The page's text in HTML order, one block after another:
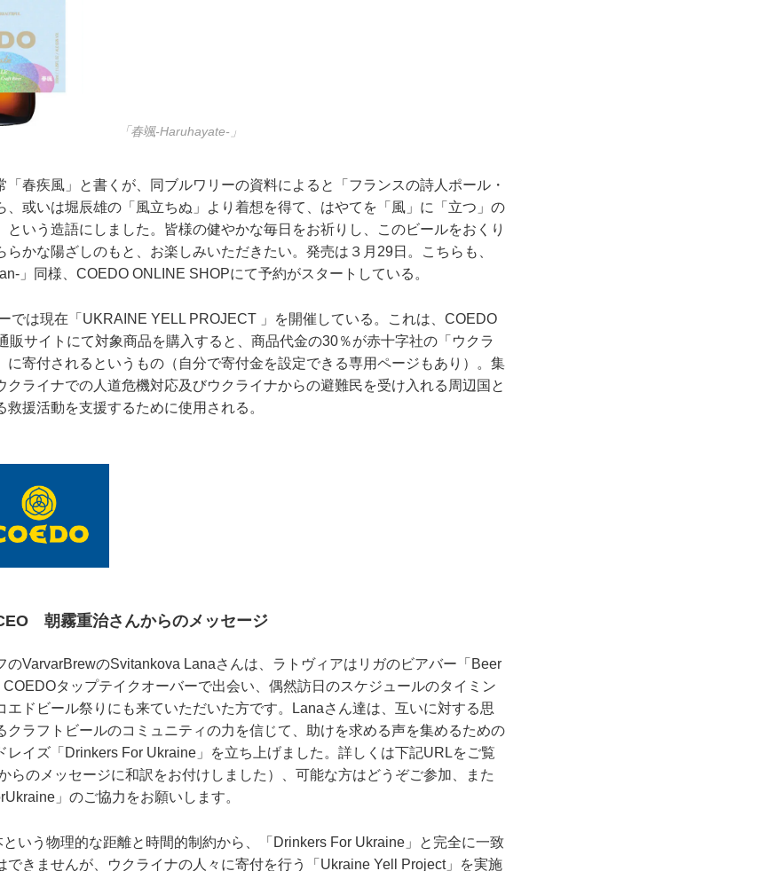
「春颯-Haruhayate-」
「春疾風」と書くが、同ブルワリーの資料によると「フランスの詩人ポール・
、或いは堀辰雄の「風立ちぬ」より着想を得て、はやてを「風」に「立つ」の
という造語にしました。皆様の健やかな毎日をお祈りし、このビールをおくり
らかな陽ざしのもと、お楽しみいただきたい。発売は３月29日。こちらも、
」同様、COEDO ONLINE SHOPにて予約がスタートしている。
は現在「UKRAINE YELL PROJECT 」を開催している。これは、COEDO
販サイトにて対象商品を購入すると、商品代金の30％が赤十字社の「ウクラ
に寄付されるというもの（自分で寄付金を設定できる専用ページもあり）。集
クライナでの人道危機対応及びウクライナからの避難民を受け入れる周辺国と
救援活動を支援するために使用される。
朝霧重治さんからのメッセージ
VarvarBrewのSvitankova Lanaさんは、ラトヴィアはリガのビアバー「Beer
タップテイクオーバーで出会い、偶然訪日のスケジュールのタイミン
エドビール祭りにも来ていただいた方です。Lanaさん達は、互いに対する思
クラフトビールのコミュニティの力を信じて、助けを求める声を集めるための
レイズ「Drinkers For Ukraine」を立ち上げました。詳しくは下記URLをご覧
らのメッセージに和訳をお付けしました）、可能な方はどうぞご参加、また
」のご協力をお願いします。
いう物理的な距離と時間的制約から、「Drinkers For Ukraine」と完全に一致
できませんが、ウクライナの人々に寄付を行う「Ukraine Yell Project」を実施